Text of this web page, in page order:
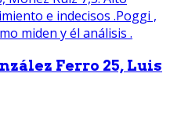
Ferro 25, Luis